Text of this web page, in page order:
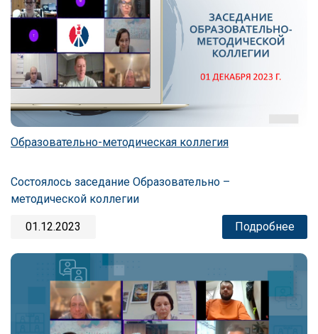
Образовательно-методическая коллегия
Состоялось заседание Образовательно –
методической коллегии
01.12.2023 Подробнее